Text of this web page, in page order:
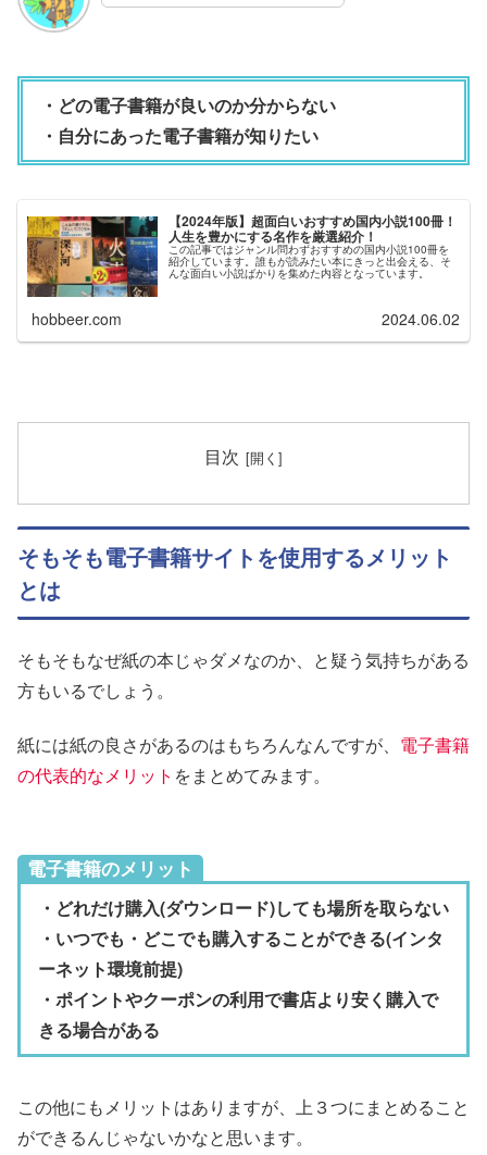
・どの電子書籍が良いのか分からない
・自分にあった電子書籍が知りたい
【2024年版】超面白いおすすめ国内小説100冊！
人生を豊かにする名作を厳選紹介！
この記事ではジャンル問わずおすすめの国内小説100冊を
紹介しています。誰もが読みたい本にきっと出会える、そ
んな面白い小説ばかりを集めた内容となっています。
hobbeer.com 2024.06.02
目次
そもそも電子書籍サイトを使用するメリット
とは
そもそもなぜ紙の本じゃダメなのか、と疑う気持ちがある
方もいるでしょう。
紙には紙の良さがあるのはもちろんなんですが、 電子書籍
の代表的なメリット をまとめてみます。
電子書籍のメリット
・どれだけ購入(ダウンロード)しても場所を取らない
・いつでも・どこでも購入することができる(インタ
ーネット環境前提)
・ポイントやクーポンの利用で書店より安く購入で
きる場合がある
この他にもメリットはありますが、上３つにまとめること
ができるんじゃないかなと思います。